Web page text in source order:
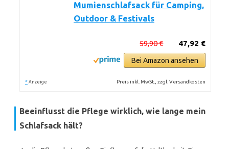
Mumienschlafsack für Camping,
Outdoor & Festivals
47,92 €
59,90 €
Bei Amazon ansehen
* Anzeige Preis inkl. MwSt., zzgl. Versandkosten
Beeinflusst die Pflege wirklich, wie lange mein
Schlafsack hält?